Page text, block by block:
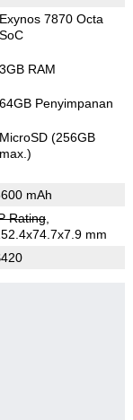
Exynos 7870 Octa
SoC
3GB RAM
64GB Penyimpanan
MicroSD (256GB
max.)
mAh
Rating,
mm